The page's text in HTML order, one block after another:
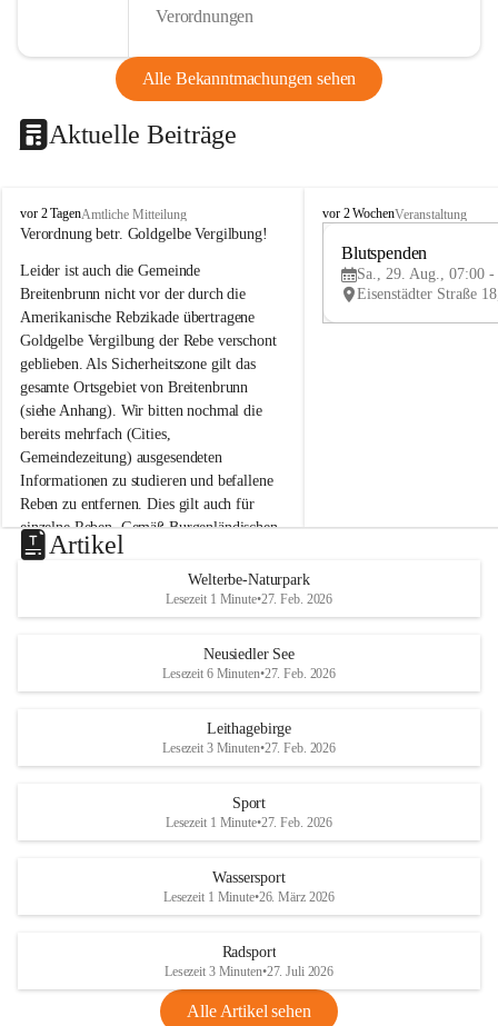
Verordnungen
Alle Bekanntmachungen sehen
Aktuelle Beiträge
B
r
i
t
e
n
b
r
u
n
n
a
m
N
e
u
s
d
S
vor 2 TagenAmtliche Mitteilung
Verordnung betr. Goldgelbe Vergilbung!
Leider ist auch die Gemeinde
Breitenbrunn nicht vor der durch die
Amerikanische Rebzikade übertragene
Goldgelbe Vergilbung der Rebe verschont
geblieben. Als Sicherheitszone gilt das
gesamte Ortsgebiet von Breitenbrunn
(siehe Anhang). Wir bitten nochmal die
bereits mehrfach (Cities,
Gemeindezeitung) ausgesendeten
Informationen zu studieren und befallene
Reben zu entfernen. Dies gilt auch für
einzelne Reben. Gemäß Burgenländischen
Weinbaugesetz sind nicht gepflegte oder
unzulässige Weingärten zu roden! Bitte
helfen wir zusammen um unsere Winzer
vor den prognostizierten Ernteausfällen
und den daraus folgenden wirtschaftlichen
Maßnahmen zur Bekämpfung
Rebe und der Amerikanischen
Anhang VBl. EU Nr. 18
1 Seite•1,4 MB
VBl. EU Nr. 18_2026
B
e
u
e
d
r
S
vor 2 WochenVeranstaltung
Blutspenden
Sa., 29. Aug., 07:00 -
Artikel
Welterbe-Naturpark
Lesezeit 1 Minute•27. Feb. 2026
Neusiedler See
Lesezeit 6 Minuten•27. Feb. 2026
Leithagebirge
Lesezeit 3 Minuten•27. Feb. 2026
Sport
Lesezeit 1 Minute•27. Feb. 2026
Wassersport
Lesezeit 1 Minute•26. März 2026
Radsport
Lesezeit 3 Minuten•27. Juli 2026
Alle Artikel sehen